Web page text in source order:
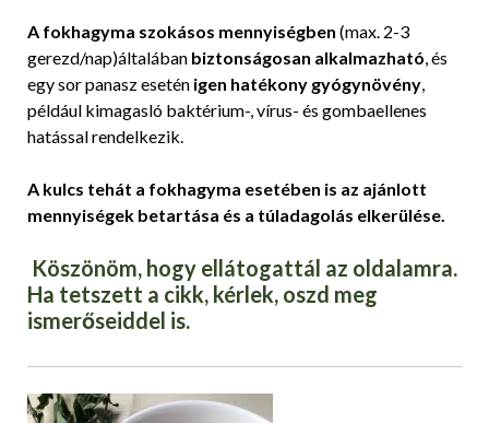
A fokhagyma szokásos mennyiségben (max. 2-3
gerezd/nap)általában biztonságosan alkalmazható , és
egy sor panasz esetén igen hatékony gyógynövény
például kimagasló baktérium-, vírus- és gombaellenes
hatással rendelkezik.
A kulcs tehát a fokhagyma esetében is az ajánlott
mennyiségek betartása és a túladagolás elkerülése.
Köszönöm, hogy ellátogattál az oldalamra.
Ha tetszett a cikk, kérlek, oszd meg
ismerőseiddel is.